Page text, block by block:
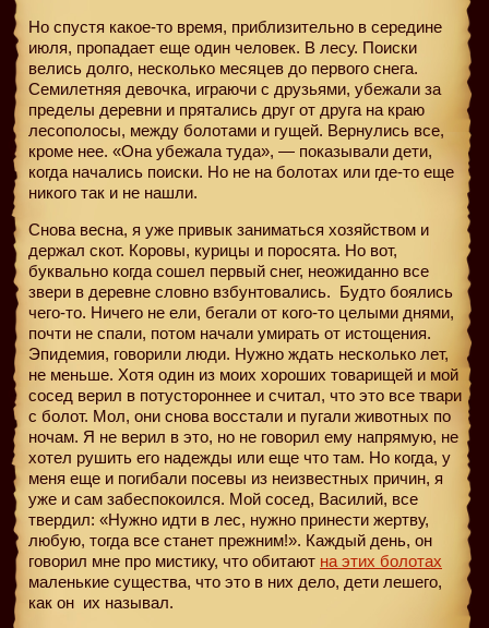
Но спустя какое-то время, приблизительно в середине
июля, пропадает еще один человек. В лесу. Поиски
велись долго, несколько месяцев до первого снега.
Семилетняя девочка, играючи с друзьями, убежали за
пределы деревни и прятались друг от друга на краю
лесополосы, между болотами и гущей. Вернулись все,
кроме нее. «Она убежала туда», — показывали дети,
когда начались поиски. Но не на болотах или где-то еще
никого так и не нашли.
Снова весна, я уже привык заниматься хозяйством и
держал скот. Коровы, курицы и поросята. Но вот,
буквально когда сошел первый снег, неожиданно все
звери в деревне словно взбунтовались. Будто боялись
чего-то. Ничего не ели, бегали от кого-то целыми днями,
почти не спали, потом начали умирать от истощения.
Эпидемия, говорили люди. Нужно ждать несколько лет,
не меньше. Хотя один из моих хороших товарищей и мой
сосед верил в потустороннее и считал, что это все твари
с болот. Мол, они снова восстали и пугали животных по
ночам. Я не верил в это, но не говорил ему напрямую, не
хотел рушить его надежды или еще что там. Но когда, у
меня еще и погибали посевы из неизвестных причин, я
уже и сам забеспокоился. Мой сосед, Василий, все
твердил: «Нужно идти в лес, нужно принести жертву,
любую, тогда все станет прежним!». Каждый день, он
говорил мне про мистику, что обитают на этих болотах
маленькие существа, что это в них дело, дети лешего,
как он их называл.